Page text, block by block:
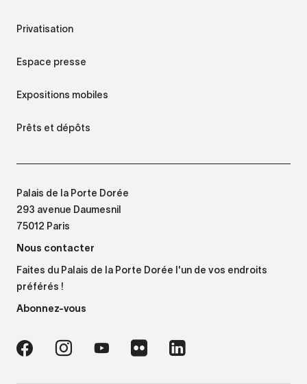
Privatisation
Espace presse
Expositions mobiles
Prêts et dépôts
Palais de la Porte Dorée
293 avenue Daumesnil
75012 Paris
Nous contacter
Faites du Palais de la Porte Dorée l'un de vos endroits
préférés !
Abonnez-vous